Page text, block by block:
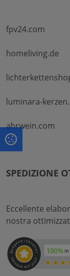
fpv24.com
homeliving.de
luminara-
ahrwein.com
SPEDIZIONE
Eccellente
nostra